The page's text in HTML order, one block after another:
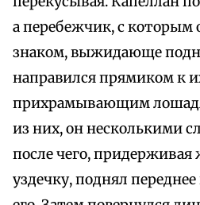
а перебежчик, с которым
знаком, выжидающе
направился прямиком к
прихрамывающим
из них, он несколькими
после чего, придерживая
уздечку, поднял